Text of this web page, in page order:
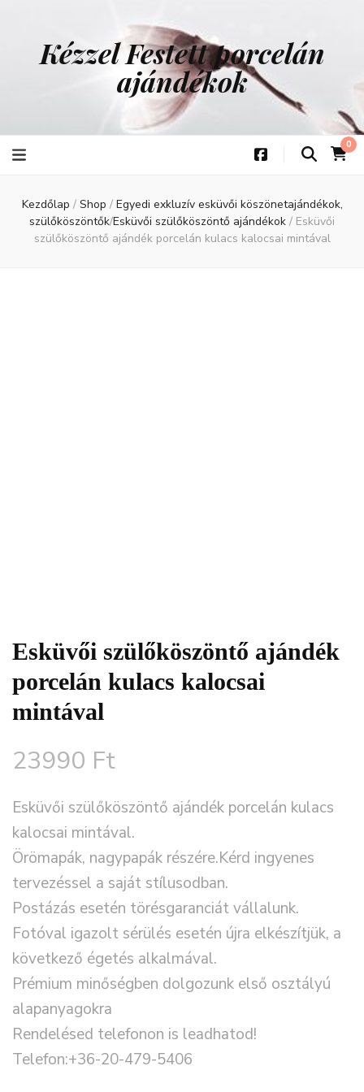
Kézzel Festett porcelán
ajándékok
0
Kezdőlap / Shop / Egyedi exkluzív esküvői köszönetajándékok,
szülőköszöntők/Esküvői szülőköszöntő ajándékok / Esküvői
szülőköszöntő ajándék porcelán kulacs kalocsai mintával
Esküvői szülőköszöntő ajándék
porcelán kulacs kalocsai
mintával
23990 Ft
Esküvői szülőköszöntő ajándék porcelán kulacs
kalocsai mintával.
Örömapák, nagypapák részére.Kérd ingyenes
tervezéssel a saját stílusodban.
Postázás esetén törésgaranciát vállalunk.
Fotóval igazolt sérülés esetén újra elkészítjük, a
következő égetés alkalmával.
Prémium minőségben dolgozunk első osztályú
alapanyagokra
Rendelésed telefonon is leadhatod!
Telefon:+36-20-479-5406